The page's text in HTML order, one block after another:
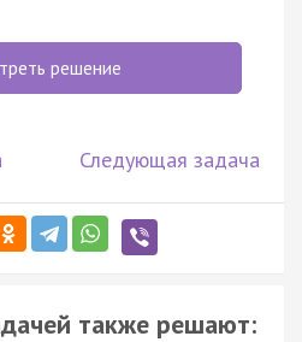
решение
Следующая задача
также решают: